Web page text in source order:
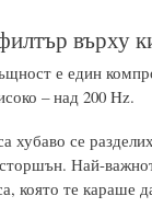
върху
е един
– над 200 Hz.
хубаво се
Най-
която те караше